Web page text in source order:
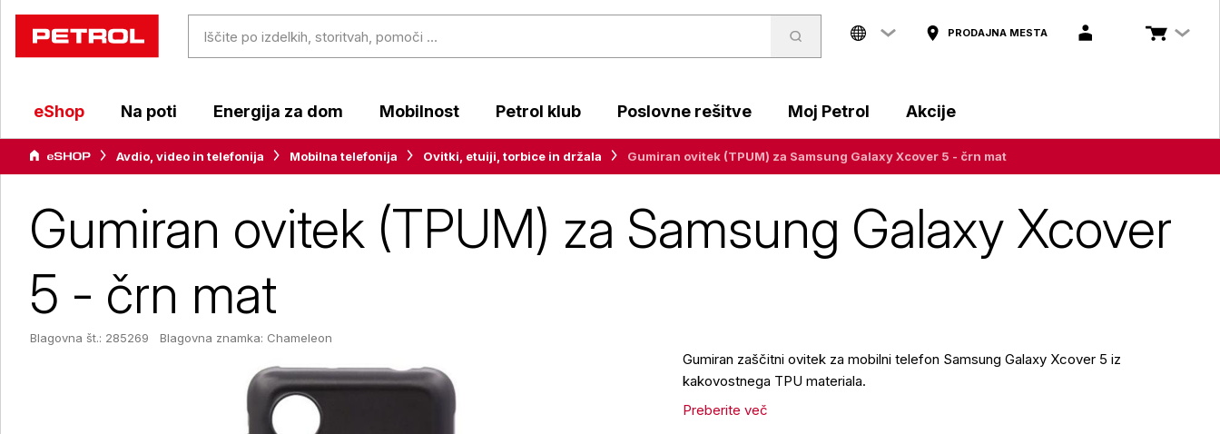
PRODAJNA MESTA
eShop Na poti Energija za dom Mobilnost Petrol klub Poslovne rešitve Moj Petrol Akcije
Avdio, video in telefonija Mobilna telefonija Ovitki, etuiji, torbice in držala Gumiran ovitek (TPUM) za Samsung Galaxy Xcover 5 - črn mat
Gumiran ovitek (TPUM) za Samsung Galaxy Xcover
5 - črn mat
Blagovna št.: 285269 Blagovna znamka: Chameleon
Gumiran zaščitni ovitek za mobilni telefon Samsung Galaxy Xcover 5 iz
kakovostnega TPU materiala.
Preberite več